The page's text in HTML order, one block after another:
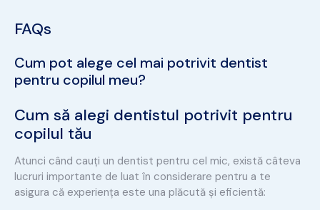
FAQs
Cum pot alege cel mai potrivit dentist
pentru copilul meu?
Cum să alegi dentistul potrivit pentru
copilul tău
Atunci când cauți un dentist pentru cel mic, există câteva
lucruri importante de luat în considerare pentru a te
asigura că experiența este una plăcută și eficientă: